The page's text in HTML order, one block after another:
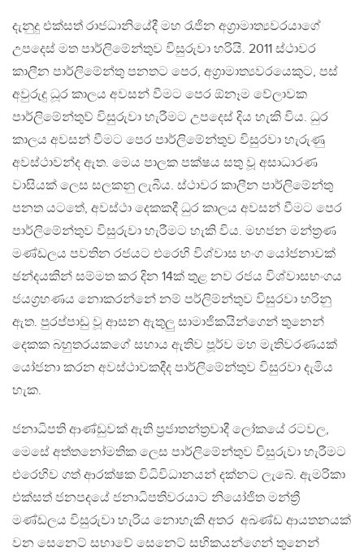
දැනුදු එක්සත් රාජධානියේදී මහ රැජින අග්‍රාමාත්‍යවරයාගේ
උපදෙස් මත පාර්ලිමේන්තුව විසුරුවා හරියි. 2011 ස්ථාවර
කාලීන පාර්ලිමේන්තු පනතට පෙර, අග්‍රාමාත්‍යවරයෙකුට, පස්
අවුරුදු ධූර කාලය අවසන් වීමට පෙර ඕනෑම වේලාවක
පාර්ලිමේන්තුව් විසුරුවා හැරීමට උපදෙස් දිය හැකි විය. ධුර
කාලය අවසන් වීමට පෙර පාර්ලිමේන්තුව විසුරවා හැරුණු
අවස්ථාවන්ද ඇත. මෙය පාලක පක්ෂය සතු වූ අසාධාරණ
වාසියක් ලෙස සලකනු ලැබීය. ස්ථාවර කාලීන පාර්ලිමේන්තු
පනත යටතේ, අවස්ථා දෙකකදී ධුර කාලය අවසන් වීමට පෙර
පාර්ලිමේන්තුව විසුරුවා හැරීමට හැකි විය. මහජන මන්ත්‍රණ
මණ්ඩලය පවතින රජයට එරෙහි විශ්වාස භංග යෝජනාවක්
ඡන්දයකින් සම්මත කර දින 14ක් තුළ නව රජය විශ්වාසභංගය
ජයග්‍රහණය නොකරන්නේ නම් පර්ලිම්න්තුව විසුරවා හරිනු
ඇත. පුරප්පාඩු වූ ආසන ඇතුලු සාමාජිකයින්ගෙන් තුනෙන්
දෙකක බහුතරයකගේ සහාය ඇතිව පූර්ව මහ මැතිවරණයක්
යෝජනා කරන අවස්ථාවකදීද පාර්ලිමේන්තුව විසුරවා දැමිය
හැක.
ජනාධිපති ආණ්ඩුවක් ඇති ප්‍රජාතන්ත්‍රවාදී ලෝකයේ රටවල,
මෙසේ අත්තනෝමතික ලෙස පාර්ලිමේන්තුව විසුරුවා හැරීමට
එරෙහිව ගත් ආරක්ෂක විධිවිධානයන් දක්නට ලැබේ. ඇමරිකා
එක්සත් ජනපදයේ ජනාධිපතිවරයාට නියෝජිත මන්ත්‍රී
මණ්ඩලය විසුරුවා හැරිය නොහැකි අතර අඛණ්ඩ ආයතනයක්
වන සෙනෙට් සභාවේ සෙනෙට් සභිකයන්ගෙන් තුනෙන්